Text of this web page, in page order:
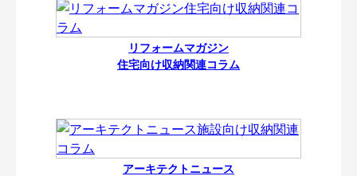
リフォームマガジン
住宅向け収納関連コラム
アーキテクトニュース